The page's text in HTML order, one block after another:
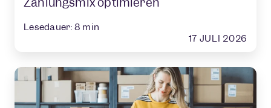
Lesedauer: 8 min
17 JULI 2026